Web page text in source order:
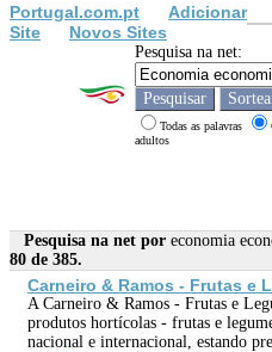
Portugal.com.pt
Adicionar
Site
Novos Sites
Pesquisa na net:
Todas as palavras
adultos
Pesquisa na net por economia
80 de 385.
Carneiro & Ramos - Frutas e
A Carneiro & Ramos - Frutas e
produtos hortícolas - frutas e
nacional e internacional, estando